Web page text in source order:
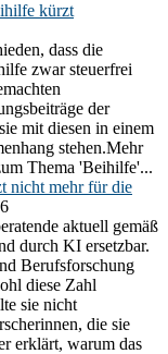
kürzt
dass die
zwar steuerfrei
der
mit diesen in einem
stehen.Mehr
Thema 'Beihilfe'...
nicht mehr für die
aktuell gemäß
durch KI ersetzbar.
Berufsforschung
diese Zahl
sie nicht
die sie
erklärt, warum das